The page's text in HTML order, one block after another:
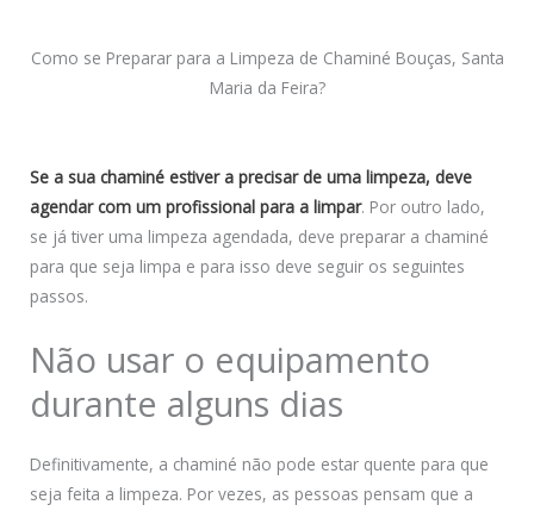
Como se Preparar para a Limpeza de Chaminé Bouças, Santa
Maria da Feira?
Se a sua chaminé estiver a precisar de uma limpeza, deve
agendar com um profissional para a limpar. Por outro lado,
se já tiver uma limpeza agendada, deve preparar a chaminé
para que seja limpa e para isso deve seguir os seguintes
passos.
Não usar o equipamento
durante alguns dias
Definitivamente, a chaminé não pode estar quente para que
seja feita a limpeza. Por vezes, as pessoas pensam que a